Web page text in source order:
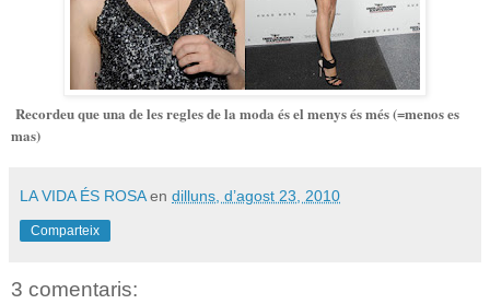
Recordeu que una de les regles de la moda és el menys és més (=menos es
mas)
LA VIDA ÉS ROSA en dilluns, d’agost 23, 2010
Comparteix
3 comentaris: